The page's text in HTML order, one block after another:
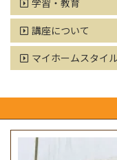
学習・教育
講座について
マイホームスタイ